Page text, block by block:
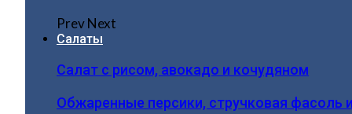
PrevNext
Салаты
Салат с рисом, авокадо и кочудяном
Обжаренные персики, стручковая фасоль